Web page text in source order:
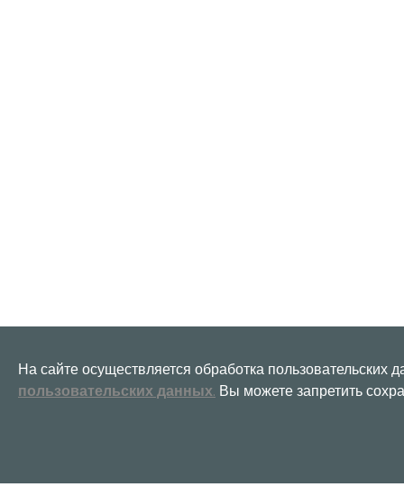
На сайте осуществляется обработка
пользовательских данных. Вы можете запретить